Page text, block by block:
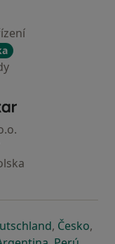
- Hlavní stránka
nové záložce
v nové záložce
se otevře v
, Českose
,